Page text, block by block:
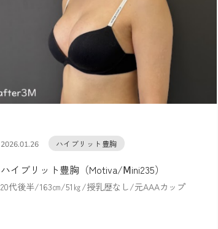
2026.01.26 ハイブリット豊胸
ハイブリット豊胸（Motiva/Ⅿini235）
20代後半/163㎝/51㎏/授乳歴なし/元AAAカップ